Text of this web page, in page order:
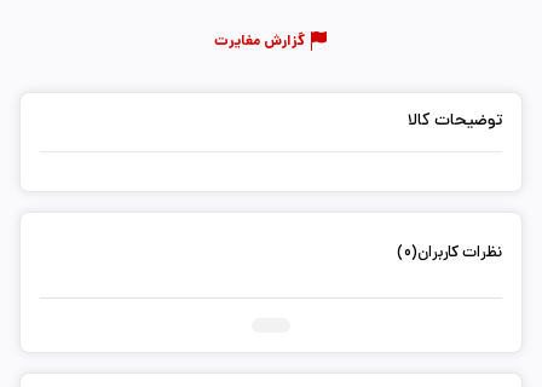
گزارش مغایرت
توضیحات کالا
نظرات کاربران(0)